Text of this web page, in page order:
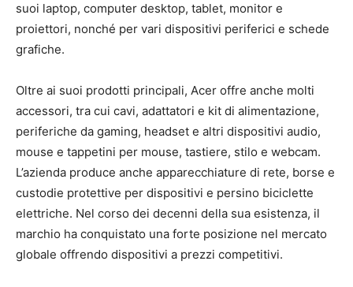
suoi laptop, computer desktop, tablet, monitor e
proiettori, nonché per vari dispositivi periferici e schede
grafiche.
Oltre ai suoi prodotti principali, Acer offre anche molti
accessori, tra cui cavi, adattatori e kit di alimentazione,
periferiche da gaming, headset e altri dispositivi audio,
mouse e tappetini per mouse, tastiere, stilo e webcam.
L’azienda produce anche apparecchiature di rete, borse e
custodie protettive per dispositivi e persino biciclette
elettriche. Nel corso dei decenni della sua esistenza, il
marchio ha conquistato una forte posizione nel mercato
globale offrendo dispositivi a prezzi competitivi.